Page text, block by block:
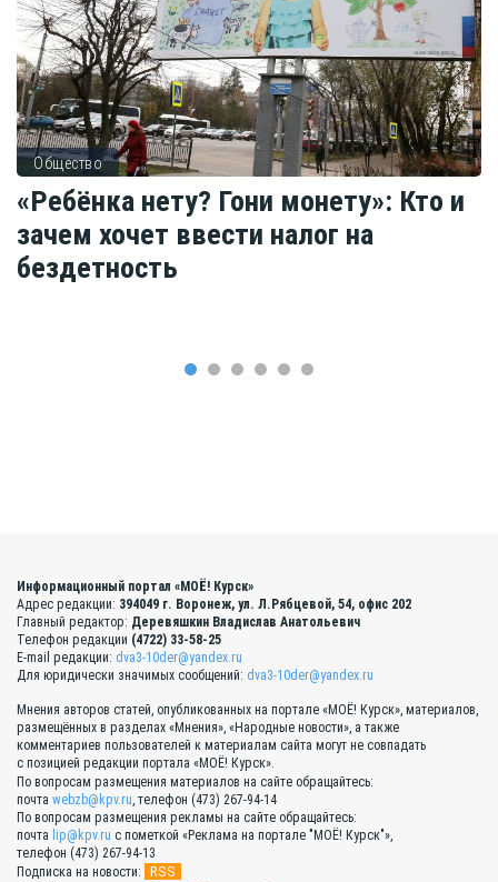
Общество
«Ребёнка нету? Гони монету»: Кто и
зачем хочет ввести налог на
бездетность
Информационный портал «МОЁ! Курск»
Адрес редакции: 394049 г. Воронеж, ул. Л.Рябцевой, 54, офис 202
Главный редактор: Деревяшкин Владислав Анатольевич
Телефон редакции (4722) 33-58-25
E-mail редакции: dva3-10der@yandex.ru
Для юридически значимых сообщений: dva3-10der@yandex.ru
Мнения авторов статей, опубликованных на портале «МОЁ! Курск», материалов,
размещённых в разделах «Мнения», «Народные новости», а также
комментариев пользователей к материалам сайта могут не совпадать
с позицией редакции портала «МОЁ! Курск».
По вопросам размещения материалов на сайте обращайтесь:
почта webzb@kpv.ru, телефон (473) 267-94-14
По вопросам размещения рекламы на сайте обращайтесь:
почта lip@kpv.ru с пометкой «Реклама на портале "МОЁ! Курск"»,
телефон (473) 267-94-13
Подписка на новости:
RSS